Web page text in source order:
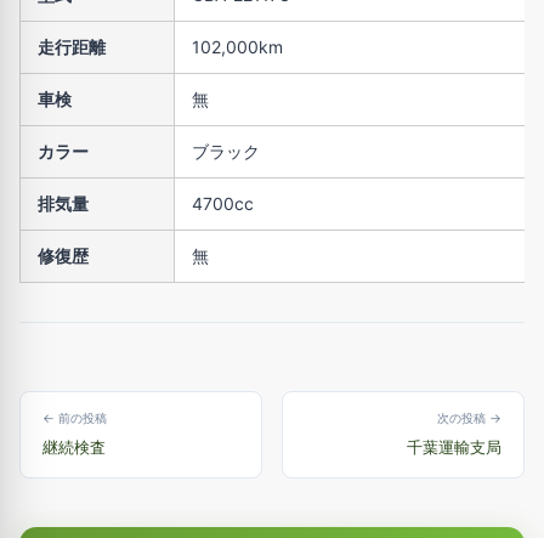
走行距離 102,000km
車検 無
カラー ブラック
排気量 4700cc
修復歴 無
← 前の投稿
継続検査
次の投稿 →
千葉運輸支局